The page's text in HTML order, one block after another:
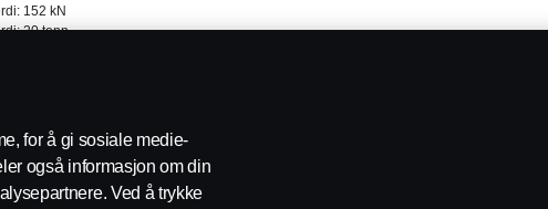
152 kN
20 tonn
for glider: Pneumatisk
svingskive. Glideavstand i 13 trinn på 50,8 mm. Totalt 660 mm
for å gi sosiale medie-
også informasjon om din
Ved å trykke